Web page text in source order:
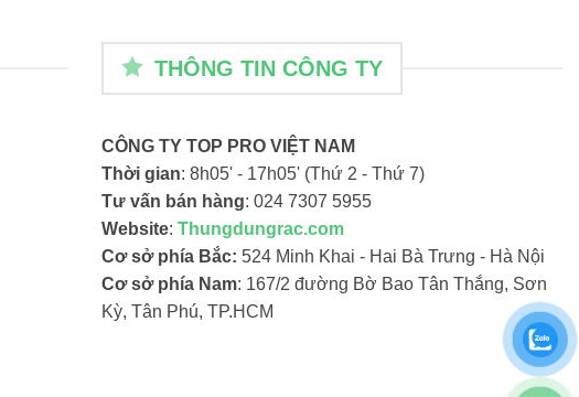
THÔNG TIN CÔNG TY
CÔNG TY TOP PRO VIỆT NAM
Thời gian: 8h05' - 17h05' (Thứ 2 - Thứ 7)
Tư vấn bán hàng: 024 7307 5955
Website: Thungdungrac.com
Cơ sở phía Bắc: 524 Minh Khai - Hai Bà Trưng - Hà Nội
Cơ sở phía Nam: 167/2 đường Bờ Bao Tân Thắng, Sơn
Kỳ, Tân Phú, TP.HCM